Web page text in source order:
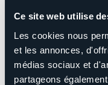
Ce site web utilise
Les cookies nous
et les annonces,
médias sociaux et
partageons
Piscine
Animaux acceptés
No
Nombre